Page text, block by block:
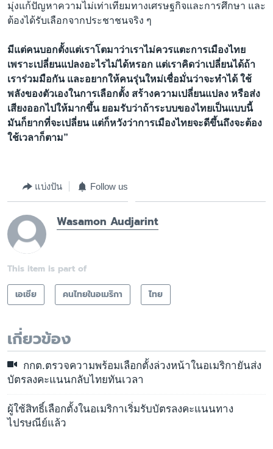
มุ่งแก้ปัญหาความไม่เท่าเทียมทางเศรษฐกิจและการศึกษา และ
ต้องได้รับเลือกจากประชาชนจริง ๆ
มีแต่คนบอกตั้งแต่เราโตมาว่าเราไม่ควรแตะการเมืองไทย
เพราะเปลี่ยนแปลงอะไรไม่ได้หรอก แต่เราคิดว่าเปลี่ยนได้ถ้า
เราร่วมมือกัน และอยากให้คนรุ่นใหม่เชื่อมั่นว่าจะทำได้ ใช้
พลังของตัวเองในการเลือกตั้ง สร้างความเปลี่ยนแปลง หรือส่ง
เสียงออกไปให้มากขึ้น ยอมรับว่าถ้าระบบของไทยเป็นแบบนี้
มันก็ยากที่จะเปลี่ยน แต่ก็หวังว่าการเมืองไทยจะดีขึ้นถึงจะต้อง
ใช้เวลาก็ตาม”
แบ่งปัน Follow us
Wasamon Audjarint
This item is part of
เอเชีย
คนไทยในอเมริกา ไทย
เกี่ยวข้อง
กกต.ตรวจความพร้อมเลือกตั้งล่วงหน้าในอเมริกายันส่ง
บัตรลงคะแนนกลับไทยทันเวลา
ผู้ใช้สิทธิ์เลือกตั้งในอเมริกาเริ่มรับบัตรลงคะแนนทาง
ไปรษณีย์แล้ว